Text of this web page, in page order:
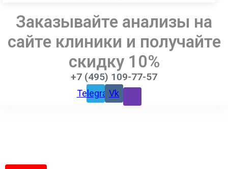
Заказывайте анализы на
сайте клиники и получайте
скидку 10%
+7 (495) 109-77-57
TelegramVk